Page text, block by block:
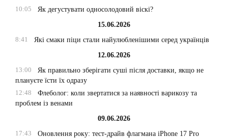
10:05
Як дегустувати односолодовий віскі?
15.06.2026
8:41
Які смаки піци стали найулюбленішими серед українців
12.06.2026
13:00
Як правильно зберігати суші після доставки, якщо не
плануєте їсти їх одразу
12:48
Флеболог: коли звертатися за наявності варикозу та
проблем із венами
09.06.2026
17:43
Оновлення року: тест-драйв флагмана iPhone 17 Pro